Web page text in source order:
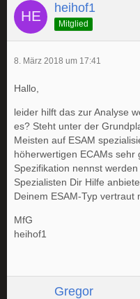
heihof1
Mitglied
8. März 2018 um 17:41
Hallo,
leider hilft das zur Analyse
es? Steht unter der
Meisten auf ESAM
höherwertigen ECAMs sehr
Spezifikation nennst
Spezialisten Dir Hilfe
Deinem ESAM-Typ vertraut
MfG
heihof1
Gregor